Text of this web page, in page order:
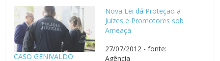
CASO GENIVALDO:
Nova Lei dá Proteção a
Juízes e Promotores sob
Ameaça
27/07/2012 - fonte:
Agência